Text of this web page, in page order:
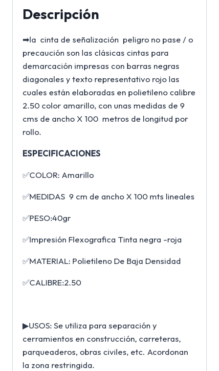
Descripción
➡la cinta de señalización peligro no pase / o
precaución son las clásicas cintas para
demarcación impresas con barras negras
diagonales y texto representativo rojo las
cuales están elaboradas en polietileno calibre
2.50 color amarillo, con unas medidas de 9
cms de ancho X 100 metros de longitud por
rollo.
ESPECIFICACIONES
✅COLOR: Amarillo
✅MEDIDAS 9 cm de ancho X 100 mts lineales
✅PESO:40gr
✅Impresión Flexografica Tinta negra -roja
✅MATERIAL: Polietileno De Baja Densidad
✅CALIBRE:2.50
▶USOS: Se utiliza para separación y
cerramientos en construcción, carreteras,
parqueaderos, obras civiles, etc. Acordonan
la zona restringida.